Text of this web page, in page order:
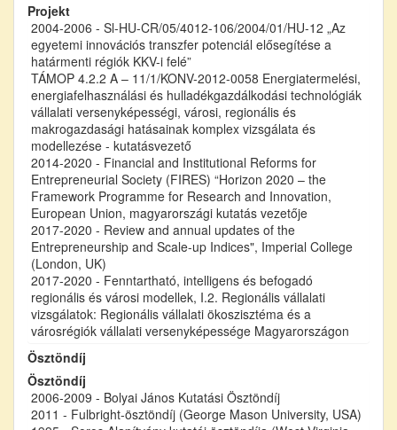
Projekt
2004-2006 - Sl-HU-CR/05/4012-106/2004/01/HU-12 „Az
egyetemi innovációs transzfer potenciál elősegítése a
határmenti régiók KKV-i felé”
TÁMOP 4.2.2 A – 11/1/KONV-2012-0058 Energiatermelési,
energiafelhasználási és hulladékgazdálkodási technológiák
vállalati versenyképességi, városi, regionális és
makrogazdasági hatásainak komplex vizsgálata és
modellezése - kutatásvezető
2014-2020 - Financial and Institutional Reforms for
Entrepreneurial Society (FIRES) “Horizon 2020 – the
Framework Programme for Research and Innovation,
European Union, magyarországi kutatás vezetője
2017-2020 - Review and annual updates of the
Entrepreneurship and Scale-up Indices", Imperial College
(London, UK)
2017-2020 - Fenntartható, intelligens és befogadó
regionális és városi modellek, I.2. Regionális vállalati
vizsgálatok: Regionális vállalati ökoszisztéma és a
városrégiók vállalati versenyképessége Magyarországon
Ösztöndíj
Ösztöndíj
2006-2009 - Bolyai János Kutatási Ösztöndíj
2011 - Fulbright-ösztöndíj (George Mason University, USA)